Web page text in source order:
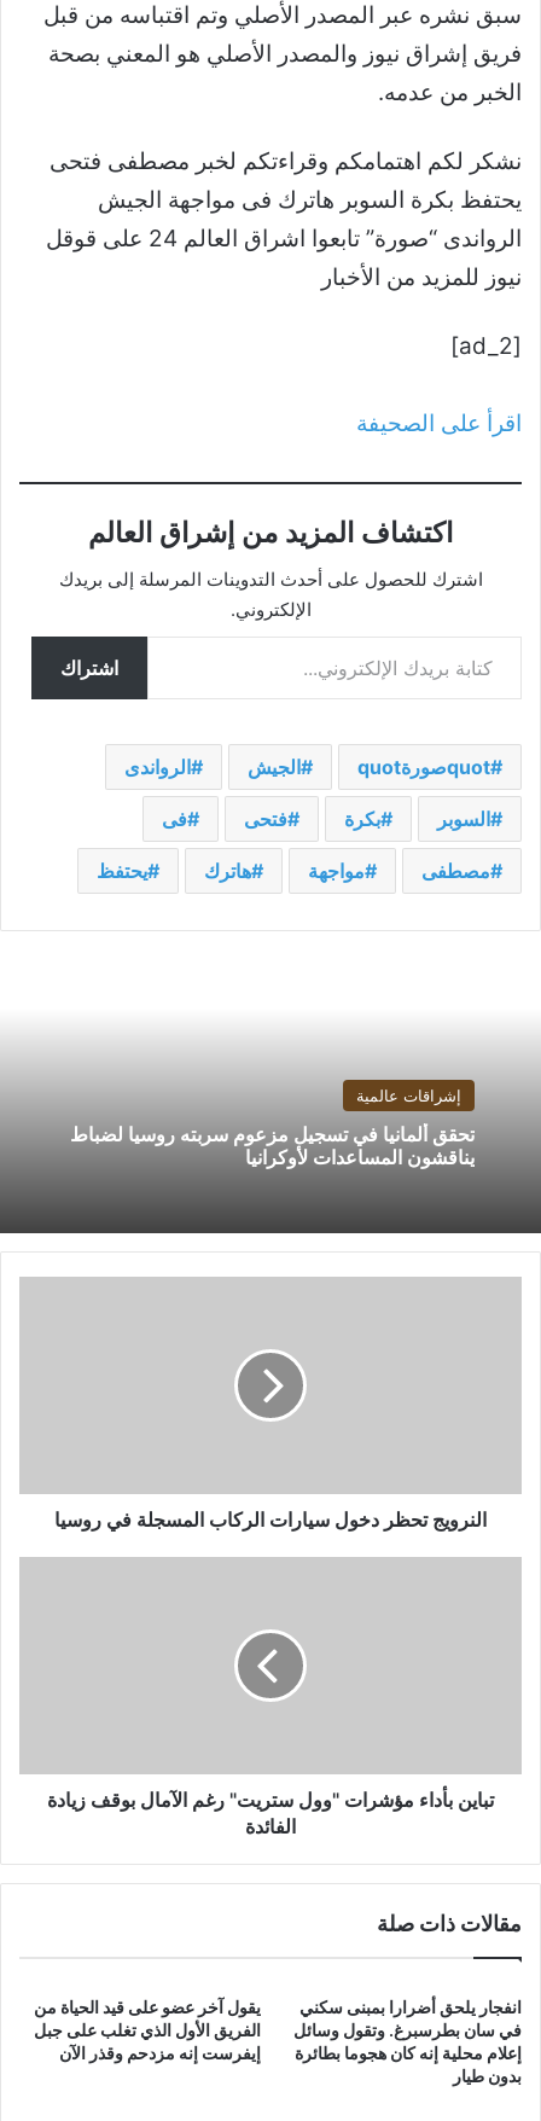
سبق نشره عبر المصدر الأصلي وتم اقتباسه من قبل
فريق إشراق نيوز والمصدر الأصلي هو المعني بصحة
الخبر من عدمه.
نشكر لكم اهتمامكم وقراءتكم لخبر مصطفى فتحى
يحتفظ بكرة السوبر هاترك فى مواجهة الجيش
الرواندى “صورة” تابعوا اشراق العالم 24 على قوقل
نيوز للمزيد من الأخبار
[ad_2]
اقرأ على الصحيفة
اكتشاف المزيد من إشراق العالم
اشترك للحصول على أحدث التدوينات المرسلة إلى بريدك
الإلكتروني.
كتابة بريدك الإلكتروني...
اشتراك
quotصورةquot الجيش الرواندى
السوبر بكرة فتحى فى
مصطفى مواجهة هاترك يحتفظ
إشراقات عالمية
تحقق ألمانيا في تسجيل مزعوم سربته روسيا لضباط
يناقشون المساعدات لأوكرانيا
النرويج تحظر دخول سيارات الركاب المسجلة في روسيا
زيادة
الفائدةتباين بأداء مؤشرات "وول ستريت" رغم الآمال بوقف زيادة
الفائدة
مقالات ذات صلة
انفجار يلحق أضرارا بمبنى سكني
في سان بطرسبرغ. وتقول وسائل
إعلام محلية إنه كان هجوما بطائرة
بدون طيار
يقول آخر عضو على قيد الحياة من
الفريق الأول الذي تغلب على جبل
إيفرست إنه مزدحم وقذر الآن